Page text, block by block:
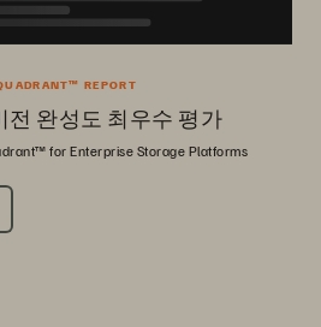
REPORT
전 완성도 최우수 평가
for Enterprise Storage Platforms